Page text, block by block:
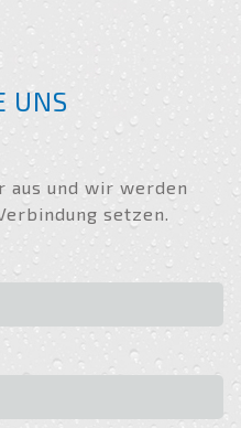
UNS
aus und wir werden
setzen.